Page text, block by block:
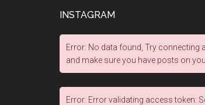
INSTAGRAM
Error: No data found, Try connecting
and make sure you have posts on
Error: Error validating access token: